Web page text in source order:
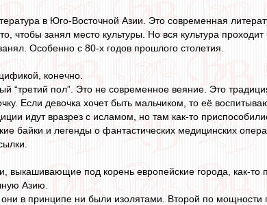
в Юго-Восточной Азии. Это современная
чтобы занял место культуры. Но вся культура проходит
Особенно с 80-х годов прошлого столетия.
конечно.
“третий пол”. Это не современное веяние. Это
Если девочка хочет быть мальчиком, то её
идут вразрез с исламом, но там как-то
байки и легенды о фантастических медицинских
выкашивающие под корень европейские города, как-то
Азию.
в принципе ни были изолятами. Второй по мощности